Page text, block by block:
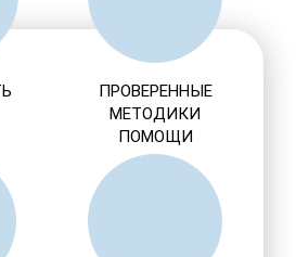
ПРОВЕРЕННЫЕ
МЕТОДИКИ
ПОМОЩИ